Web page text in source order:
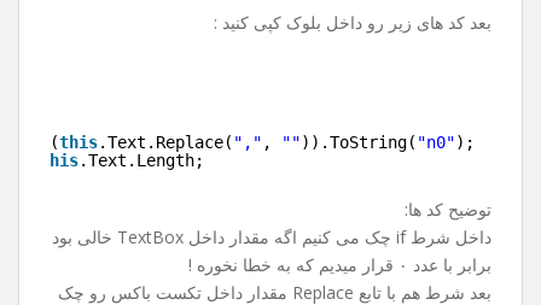
بعد کد های زیر رو داخل بلوک کپی کنید :
this.Text.Replace( "," , "")).ToString( "n0");
this.Text.Length;
توضیح کد ها:
داخل شرط if چک می کنیم اگه مقدار داخل TextBox خالی بود
برابر با عدد ۰ قرار میدیم که به خطا نخوره !
بعد شرط هم با تابع Replace مقدار داخل تکست باکس رو چک